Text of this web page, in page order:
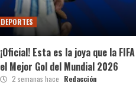
DEPORTES
¡Oficial! Esta es la joya que la
el Mejor Gol del Mundial 2026
2 semanas hace Redacción